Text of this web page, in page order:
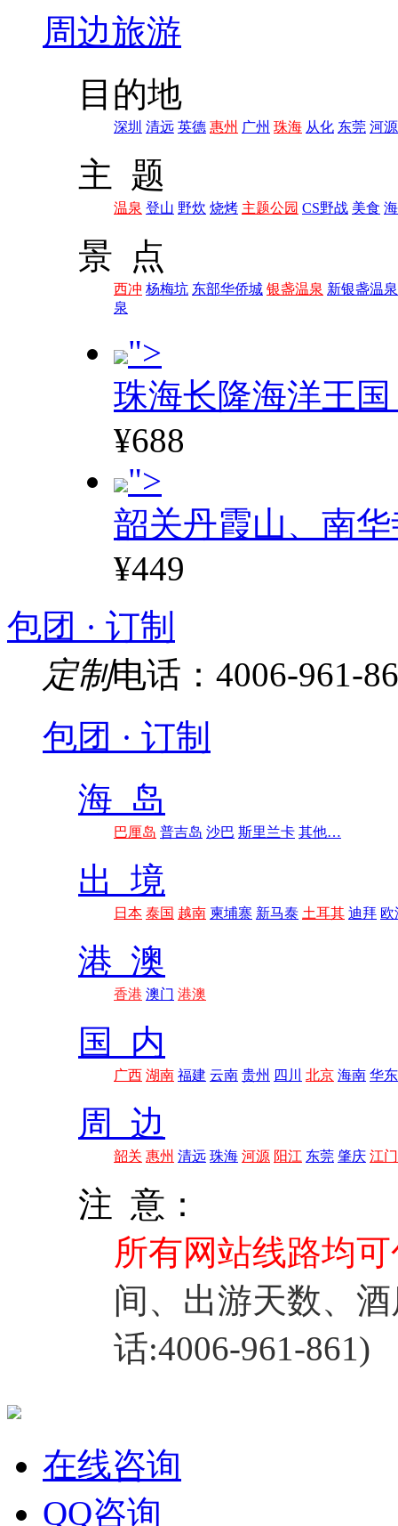
周边旅游
目的地
深圳 清远 英德 惠州 广州 珠海 从化 东莞 河源
主 题
温泉 登山 野炊 烧烤 主题公园 CS野战 美食
景 点
西冲 杨梅坑 东部华侨城 银盏温泉 新银盏温泉
泉
">
珠海长隆海洋王
¥688
">
韶关丹霞山、南
¥449
包团 · 订制
定制电话：4006-961-
包团 · 订制
海 岛
巴厘岛 普吉岛 沙巴 斯里兰卡 其他…
出 境
日本 泰国 越南 柬埔寨 新马泰 土耳其 迪拜 欧
港 澳
香港 澳门 港澳
国 内
广西 湖南 福建 云南 贵州 四川 北京 海南 华东
周 边
韶关 惠州 清远 珠海 河源 阳江 东莞 肇庆 江门
注 意：
所有网站线路均
间、出游天数、
话:4006-961-861)
在线咨询
QQ咨询